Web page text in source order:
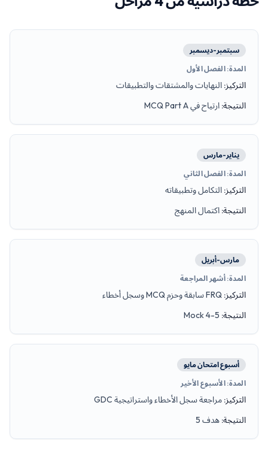
سبتمبر-ديسمبر
المدة:الفصل الأول
التركيز: النهايات والمشتقات والتطبيقات
النتيجة: ارتياح في MCQ Part A
يناير-مارس
المدة:الفصل الثاني
التركيز: التكامل وتطبيقاته
النتيجة: اكتمال المنهج
مارس-أبريل
المدة:أشهر المراجعة
التركيز: FRQ سابقة وحزم MCQ وسجل أخطاء
النتيجة:
Mock 4-5
أسبوع امتحان مايو
المدة:الأسبوع الأخير
التركيز: مراجعة سجل الأخطاء واستراتيجية GDC
النتيجة: هدف 5